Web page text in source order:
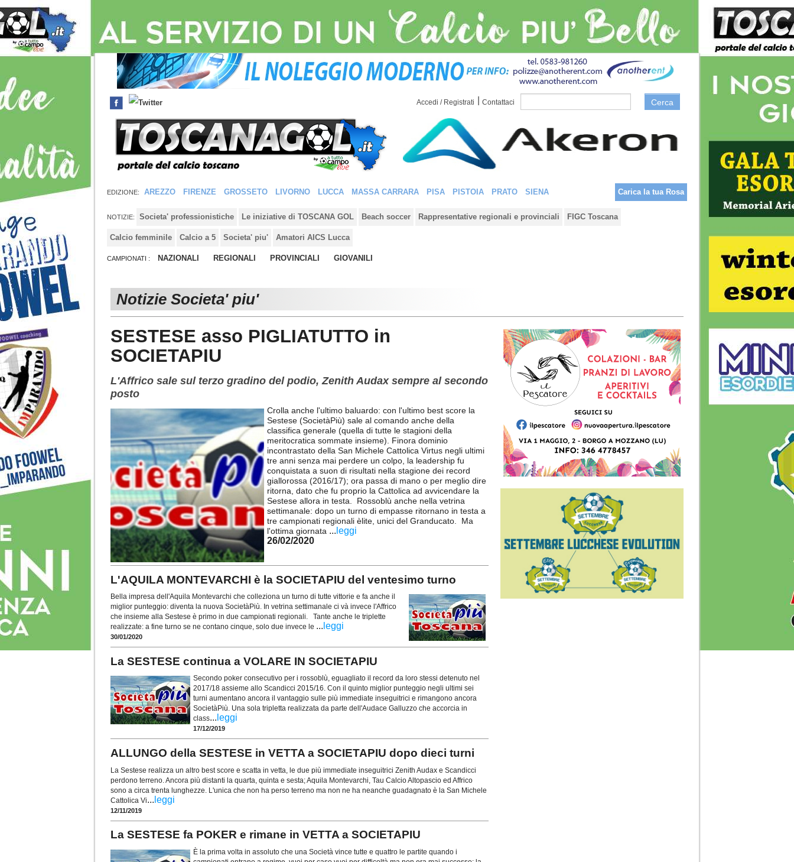
Accedi / Registrati Contattaci Cerca
EDIZIONE: AREZZO FIRENZE GROSSETO LIVORNO LUCCA MASSA CARRARA PISA PISTOIA PRATO SIENA Carica la tua Rosa
NOTIZIE: Societa' professionistiche Le iniziative di TOSCANA GOL Beach soccer Rappresentative regionali e provinciali FIGC Toscana
Calcio femminile Calcio a 5 Societa' piu' Amatori AICS Lucca
CAMPIONATI : NAZIONALI REGIONALI PROVINCIALI GIOVANILI
Notizie Societa' piu'
SESTESE asso PIGLIATUTTO in
SOCIETAPIU
L'Affrico sale sul terzo gradino del podio, Zenith Audax sempre al secondo
posto
Crolla anche l'ultimo baluardo: con l'ultimo best score la
Sestese (SocietàPiù) sale al comando anche della
classifica generale (quella di tutte le stagioni della
meritocratica sommate insieme). Finora dominio
incontrastato della San Michele Cattolica Virtus negli ultimi
tre anni senza mai perdere un colpo, la leadership fu
conquistata a suon di risultati nella stagione dei record
giallorossa (2016/17); ora passa di mano o per meglio dire
ritorna, dato che fu proprio la Cattolica ad avvicendare la
Sestese allora in testa. Rossoblù anche nella vetrina
settimanale: dopo un turno di empasse ritornano in testa a
tre campionati regionali èlite, unici del Granducato. Ma
l'ottima giornata ... leggi
26/02/2020
L'AQUILA MONTEVARCHI è la SOCIETAPIU del ventesimo turno
Bella impresa dell'Aquila Montevarchi che colleziona un turno di tutte vittorie e fa anche il
miglior punteggio: diventa la nuova SocietàPiù. In vetrina settimanale ci và invece l'Affrico
che insieme alla Sestese è primo in due campionati regionali. Tante anche le triplette
realizzate: a fine turno se ne contano cinque, solo due invece le ... leggi
30/01/2020
La SESTESE continua a VOLARE IN SOCIETAPIU
Secondo poker consecutivo per i rossoblù, eguagliato il record da loro stessi detenuto nel
2017/18 assieme allo Scandicci 2015/16. Con il quinto miglior punteggio negli ultimi sei
turni aumentano ancora il vantaggio sulle più immediate inseguitrici e rimangono ancora
SocietàPiù. Una sola tripletta realizzata da parte dell'Audace Galluzzo che accorcia in
class... leggi
17/12/2019
ALLUNGO della SESTESE in VETTA a SOCIETAPIU dopo dieci turni
La Sestese realizza un altro best score e scatta in vetta, le due più immediate inseguitrici Zenith Audax e Scandicci
perdono terreno. Ancora più distanti la quarta, quinta e sesta; Aquila Montevarchi, Tau Calcio Altopascio ed Affrico
sono a circa trenta lunghezze. L'unica che non ha perso terreno ma non ne ha neanche guadagnato è la San Michele
Cattolica Vi... leggi
12/11/2019
La SESTESE fa POKER e rimane in VETTA a SOCIETAPIU
È la prima volta in assoluto che una Società vince tutte e quattro le partite quando i